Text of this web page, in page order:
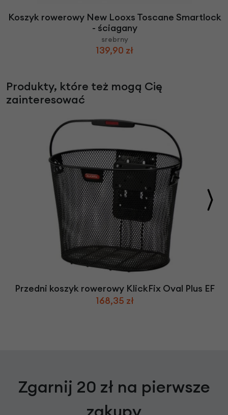
Koszyk rowerowy New Looxs Toscane Smartlock
- ściagany
srebrny
139,90 zł
Produkty, które też mogą Cię
zainteresować
Przedni koszyk rowerowy KlickFix Oval Plus EF
168,35 zł
Zgarnij 20 zł na pierwsze